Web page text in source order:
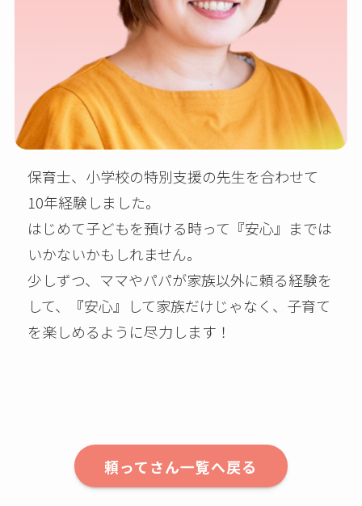
保育士、小学校の特別支援の先生を合わせて
10年経験しました。
はじめて子どもを預ける時って『安心』までは
いかないかもしれません。
少しずつ、ママやパパが家族以外に頼る経験を
して、『安心』して家族だけじゃなく、子育て
を楽しめるように尽力します！
頼ってさん一覧へ戻る